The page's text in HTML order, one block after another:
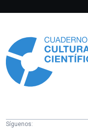
Síguenos: